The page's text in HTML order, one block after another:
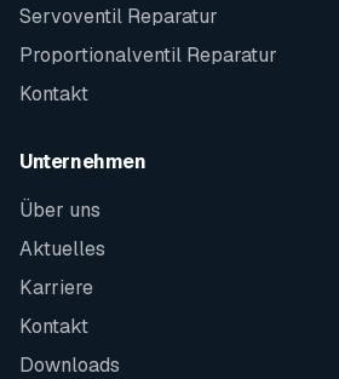
Servoventil Reparatur
Proportionalventil Reparatur
Kontakt
Unternehmen
Über uns
Aktuelles
Karriere
Kontakt
Downloads